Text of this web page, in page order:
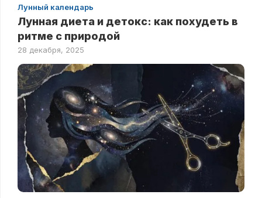
Лунный календарь
Лунная диета и детокс: как похудеть в
ритме с природой
28 декабря, 2025